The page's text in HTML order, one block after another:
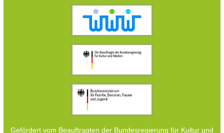
Gefördert vom Beauftragten der Bundesregierung für Kultur und